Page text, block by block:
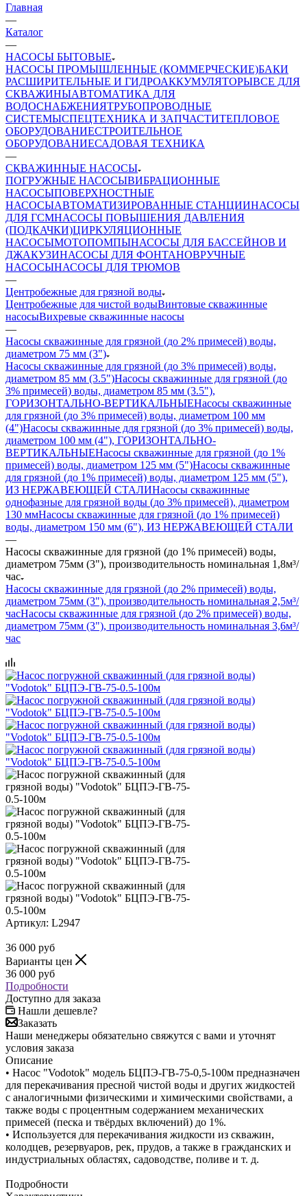
Главная
—
Каталог
—
НАСОСЫ БЫТОВЫЕ
НАСОСЫ ПРОМЫШЛЕННЫЕ (КОММЕРЧЕСКИЕ)БАКИ
РАСШИРИТЕЛЬНЫЕ И ГИДРОАККУМУЛЯТОРЫВСЕ ДЛЯ
СКВАЖИНЫАВТОМАТИКА ДЛЯ
ВОДОСНАБЖЕНИЯТРУБОПРОВОДНЫЕ
СИСТЕМЫСПЕЦТЕХНИКА И ЗАПЧАСТИТЕПЛОВОЕ
ОБОРУДОВАНИЕСТРОИТЕЛЬНОЕ
ОБОРУДОВАНИЕСАДОВАЯ ТЕХНИКА
—
СКВАЖИННЫЕ НАСОСЫ
ПОГРУЖНЫЕ НАСОСЫВИБРАЦИОННЫЕ
НАСОСЫПОВЕРХНОСТНЫЕ
НАСОСЫАВТОМАТИЗИРОВАННЫЕ СТАНЦИИНАСОСЫ
ДЛЯ ГСМНАСОСЫ ПОВЫШЕНИЯ ДАВЛЕНИЯ
(ПОДКАЧКИ)ЦИРКУЛЯЦИОННЫЕ
НАСОСЫМОТОПОМПЫНАСОСЫ ДЛЯ БАССЕЙНОВ И
ДЖАКУЗИНАСОСЫ ДЛЯ ФОНТАНОВРУЧНЫЕ
НАСОСЫНАСОСЫ ДЛЯ ТРЮМОВ
—
Центробежные для грязной воды
Центробежные для чистой водыВинтовые скважинные
насосыВихревые скважинные насосы
—
Насосы скважинные для грязной (до 2% примесей) воды,
диаметром 75 мм (3")
Насосы скважинные для грязной (до 3% примесей) воды,
диаметром 85 мм (3.5")Насосы скважинные для грязной (до
3% примесей) воды, диаметром 85 мм (3.5"),
ГОРИЗОНТАЛЬНО-ВЕРТИКАЛЬНЫЕНасосы скважинные
для грязной (до 3% примесей) воды, диаметром 100 мм
(4")Насосы скважинные для грязной (до 3% примесей) воды,
диаметром 100 мм (4"), ГОРИЗОНТАЛЬНО-
ВЕРТИКАЛЬНЫЕНасосы скважинные для грязной (до 1%
примесей) воды, диаметром 125 мм (5")Насосы скважинные
для грязной (до 1% примесей) воды, диаметром 125 мм (5"),
ИЗ НЕРЖАВЕЮЩЕЙ СТАЛИНасосы скважинные
однофазные для грязной воды (до 3% примесей), диаметром
130 ммНасосы скважинные для грязной (до 1% примесей)
воды, диаметром 150 мм (6"), ИЗ НЕРЖАВЕЮЩЕЙ СТАЛИ
—
Насосы скважинные для грязной (до 1% примесей) воды,
диаметром 75мм (3"), производительность номинальная 1,8м³/
час
Насосы скважинные для грязной (до 2% примесей) воды,
диаметром 75мм (3"), производительность номинальная 2,5м³/
часНасосы скважинные для грязной (до 2% примесей) воды,
диаметром 75мм (3"), производительность номинальная 3,6м³/
час
Артикул: L2947
36 000 руб
Варианты цен
36 000 руб
Подробности
Доступно для заказа
Нашли дешевле?
Заказать
Наши менеджеры обязательно свяжутся с вами и уточнят
условия заказа
Описание
• Насос "Vodotok" модель БЦПЭ-ГВ-75-0,5-100м предназначен
для перекачивания пресной чистой воды и других жидкостей
с аналогичными физическими и химическими свойствами, а
также воды с процентным содержанием механических
примесей (песка и твёрдых включений) до 1%.
• Используется для перекачивания жидкости из скважин,
колодцев, резервуаров, рек, прудов, а также в гражданских и
индустриальных областях, садоводстве, поливе и т. д.
Подробности